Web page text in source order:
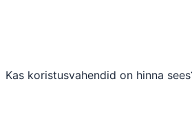
Kas koristusvahendid on hinna